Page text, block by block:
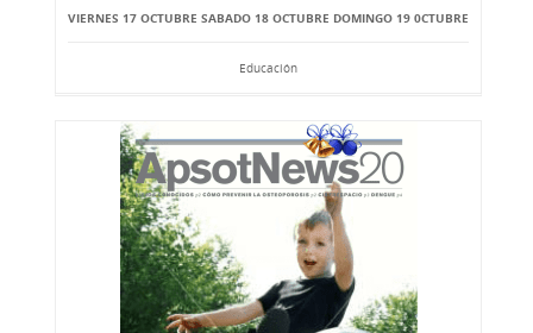
VIERNES 17 OCTUBRE SABADO 18 OCTUBRE DOMINGO 19 0CTUBRE
Educación